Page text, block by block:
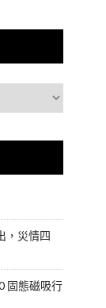
，災情四
固態磁吸行